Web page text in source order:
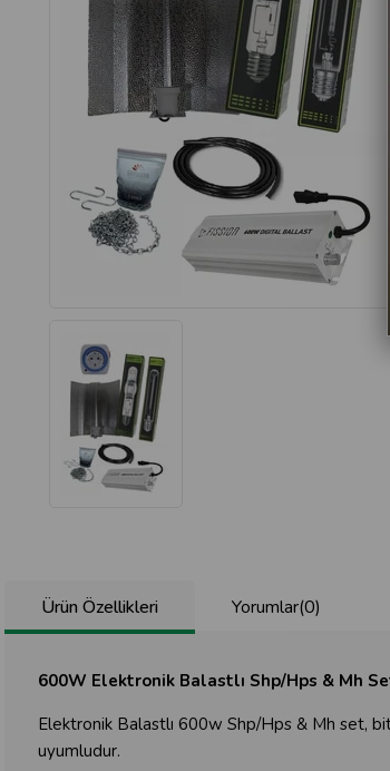
Ürün Özellikleri Yorumlar(0)
600W Elektronik Balastlı Shp/Hps & Mh
Elektronik Balastlı 600w Shp/Hps & Mh set,
uyumludur.